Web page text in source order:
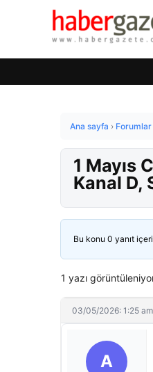
Ana sayfa › Forumlar
1 Mayıs
Kanal D,
Bu konu 0 yanıt
1 yazı
03/05/2026: 1:25 am
A